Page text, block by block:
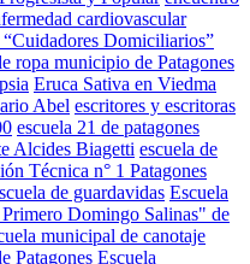
cardiovascular
Domiciliarios”
ropa municipio de Patagones
Eruca Sativa en Viedma
Abel escritores y escritoras
escuela 21 de patagones
Alcides Biagetti escuela de
Técnica n° 1 Patagones
de guardavidas Escuela
Domingo Salinas" de
municipal de canotaje
Patagones Escuela